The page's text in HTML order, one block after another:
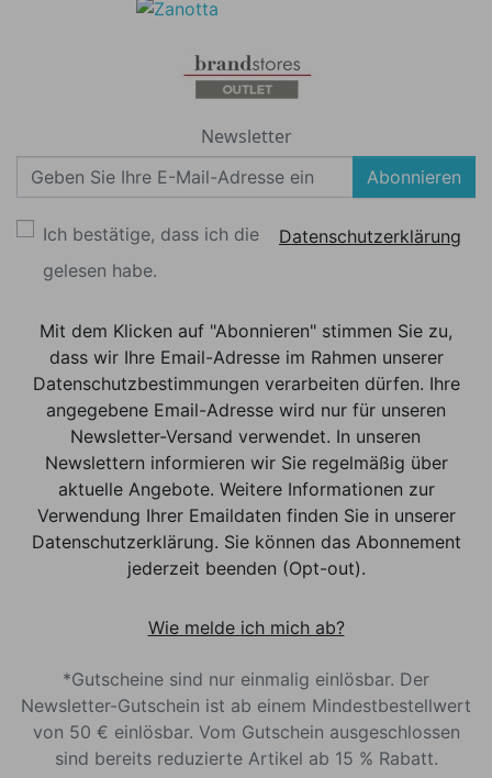
Newsletter
Abonnieren
Ich bestätige, dass ich die
Datenschutzerklärung
gelesen habe.
Mit dem Klicken auf "Abonnieren" stimmen Sie zu,
dass wir Ihre Email-Adresse im Rahmen unserer
Datenschutzbestimmungen verarbeiten dürfen. Ihre
angegebene Email-Adresse wird nur für unseren
Newsletter-Versand verwendet. In unseren
Newslettern informieren wir Sie regelmäßig über
aktuelle Angebote. Weitere Informationen zur
Verwendung Ihrer Emaildaten finden Sie in unserer
Datenschutzerklärung. Sie können das Abonnement
jederzeit beenden (Opt-out).
Wie melde ich mich ab?
*Gutscheine sind nur einmalig einlösbar. Der
Newsletter-Gutschein ist ab einem Mindestbestellwert
von 50 € einlösbar. Vom Gutschein ausgeschlossen
sind bereits reduzierte Artikel ab 15 % Rabatt.